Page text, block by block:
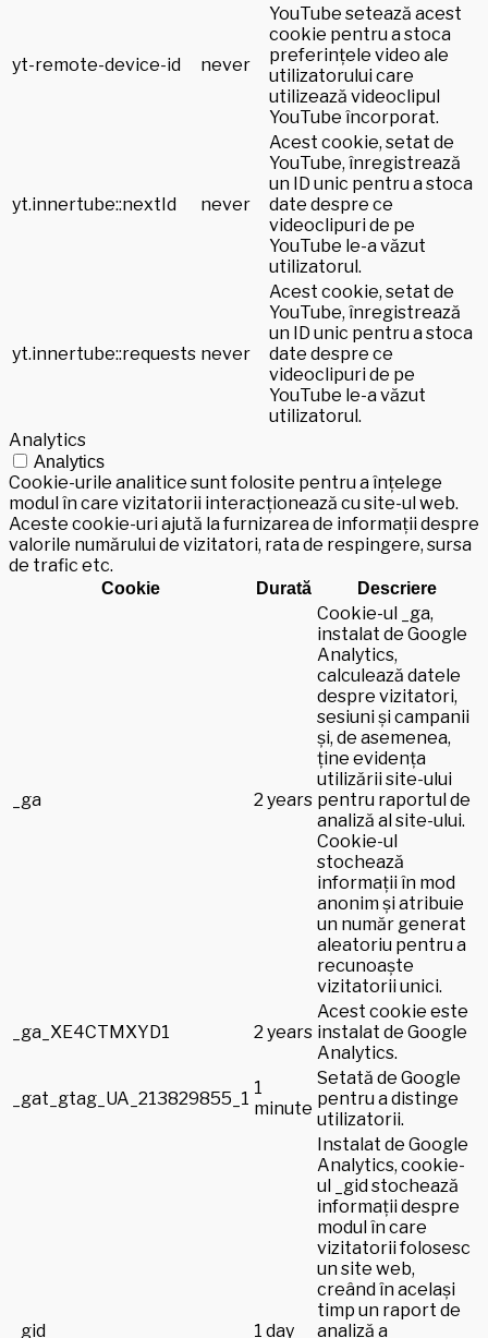
yt-remote-device-id never
YouTube setează acest
cookie pentru a stoca
preferințele video ale
utilizatorului care
utilizează videoclipul
YouTube încorporat.
yt.innertube::nextId never
Acest cookie, setat de
YouTube, înregistrează
un ID unic pentru a stoca
date despre ce
videoclipuri de pe
YouTube le-a văzut
utilizatorul.
yt.innertube::requests never
Acest cookie, setat de
YouTube, înregistrează
un ID unic pentru a stoca
date despre ce
videoclipuri de pe
YouTube le-a văzut
utilizatorul.
Analytics
Analytics
Cookie-urile analitice sunt folosite pentru a înțelege
modul în care vizitatorii interacționează cu site-ul web.
Aceste cookie-uri ajută la furnizarea de informații despre
valorile numărului de vizitatori, rata de respingere, sursa
de trafic etc.
Cookie Durată Descriere
_ga 2 years
Cookie-ul _ga,
instalat de Google
Analytics,
calculează datele
despre vizitatori,
sesiuni și campanii
și, de asemenea,
ține evidența
utilizării site-ului
pentru raportul de
analiză al site-ului.
Cookie-ul
stochează
informații în mod
anonim și atribuie
un număr generat
aleatoriu pentru a
recunoaște
vizitatorii unici.
_ga_XE4CTMXYD1 2 years
Acest cookie este
instalat de Google
Analytics.
_gat_gtag_UA_213829855_1
1
minute
Setată de Google
pentru a distinge
utilizatorii.
_gid 1 day
Instalat de Google
Analytics, cookie-
ul _gid stochează
informații despre
modul în care
vizitatorii folosesc
un site web,
creând în același
timp un raport de
analiză a